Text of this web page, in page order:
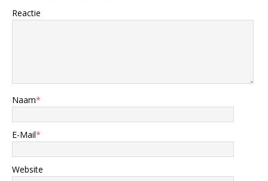
Reactie
Naam*
E-Mail*
Website